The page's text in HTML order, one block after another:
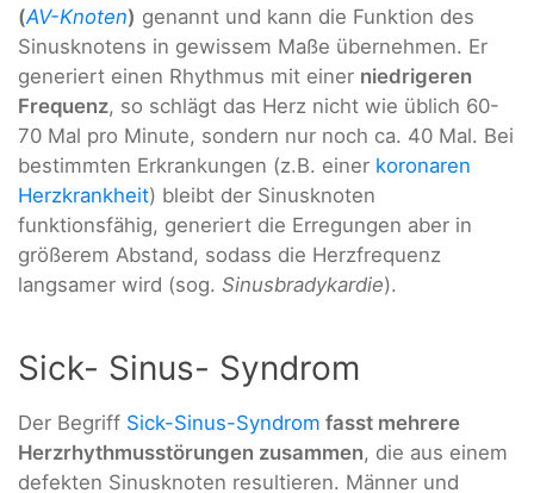
(AV-Knoten) genannt und kann die Funktion des
Sinusknotens in gewissem Maße übernehmen. Er
generiert einen Rhythmus mit einer niedrigeren
Frequenz, so schlägt das Herz nicht wie üblich 60-
70 Mal pro Minute, sondern nur noch ca. 40 Mal. Bei
bestimmten Erkrankungen (z.B. einer koronaren
Herzkrankheit) bleibt der Sinusknoten
funktionsfähig, generiert die Erregungen aber in
größerem Abstand, sodass die Herzfrequenz
langsamer wird (sog. Sinusbradykardie).
Sick- Sinus- Syndrom
Der Begriff Sick-Sinus-Syndrom fasst mehrere
Herzrhythmusstörungen zusammen, die aus einem
defekten Sinusknoten resultieren. Männer und